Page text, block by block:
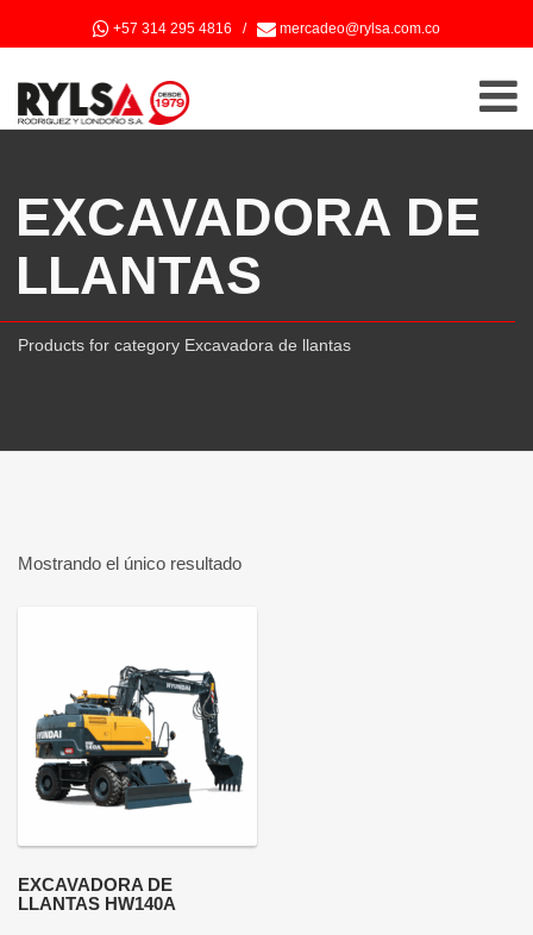
+57 314 295 4816 / mercadeo@rylsa.com.co
EXCAVADORA DE
LLANTAS
Products for category Excavadora de llantas
Mostrando el único resultado
EXCAVADORA DE
LLANTAS HW140A